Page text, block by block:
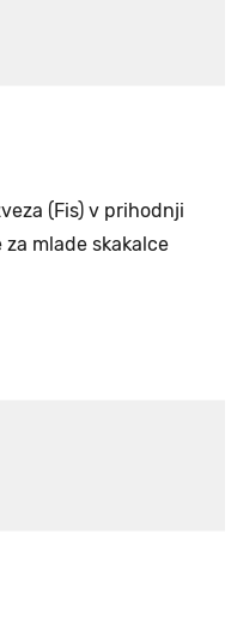
(Fis) v prihodnji
mlade skakalce